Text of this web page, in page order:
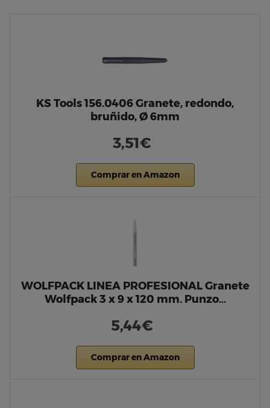
KS Tools 156.0406 Granete, redondo,
bruñido, Ø 6mm
3,51€
Comprar en Amazon
WOLFPACK LINEA PROFESIONAL Granete
Wolfpack 3 x 9 x 120 mm. Punzo…
5,44€
Comprar en Amazon